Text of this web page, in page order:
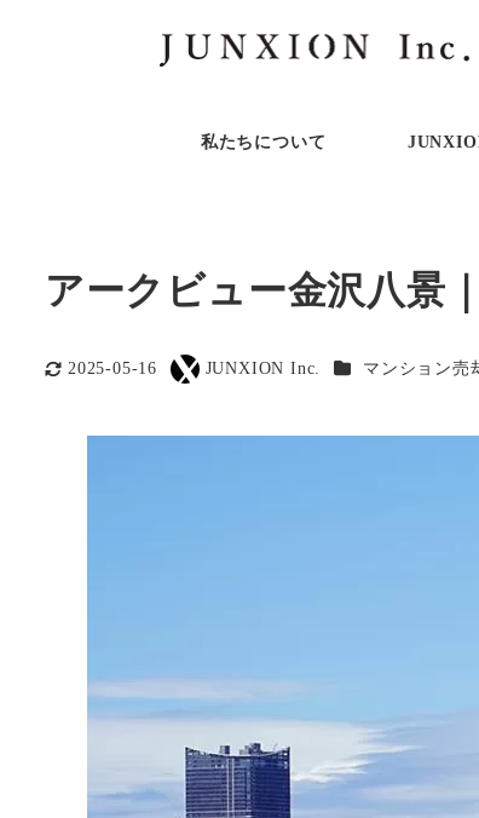
私たちについて
アークビュー金沢八景
更新日
2025-05-16
著
JUNXION Inc. カテゴリー
マンション売